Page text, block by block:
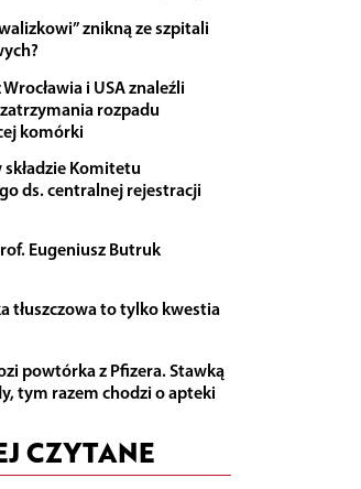
znikną ze szpitali
Wrocławia i USA znaleźli
rozpadu
komórki
Komitetu
ds. centralnej rejestracji
Eugeniusz Butruk
tłuszczowa to tylko kwestia
powtórka z Pfizera. Stawką
tym razem chodzi o apteki
CZYTANE